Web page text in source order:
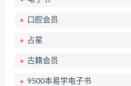
口腔会员
占星
古籍会员
9500本易学电子书